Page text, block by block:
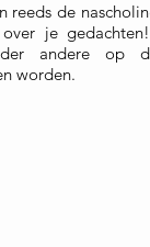
reeds de
je
andere op
worden.